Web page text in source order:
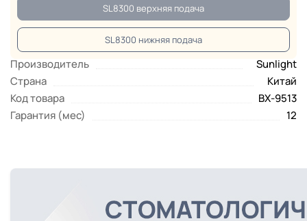
SL8300 верхняя подача
SL8300 нижняя подача
Производитель
Sunlight
Страна
Китай
Код товара
BX-9513
Гарантия (мес)
12